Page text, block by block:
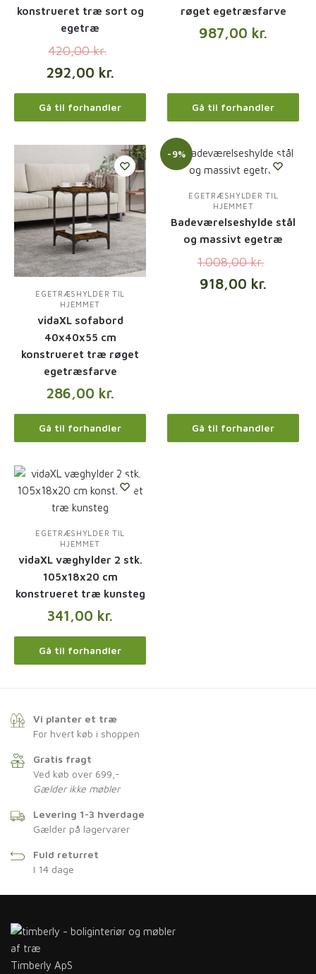
konstrueret træ sort og
egetræ
420,00kr.
292,00 kr.
Gå til forhandler
røget egetræsfarve
987,00 kr.
Gå til forhandler
EGETRÆSHYLDER TIL
HJEMMET
vidaXL sofabord
40x40x55 cm
konstrueret træ røget
egetræsfarve
286,00 kr.
Gå til forhandler
-9%
EGETRÆSHYLDER TIL
HJEMMET
Badeværelseshylde stål
og massivt egetræ
1.008,00kr.
918,00 kr.
Gå til forhandler
EGETRÆSHYLDER TIL
HJEMMET
vidaXL væghylder 2 stk.
105x18x20 cm
konstrueret træ kunsteg
341,00 kr.
Gå til forhandler
Vi planter et træ
For hvert køb i shoppen
Gratis fragt
Ved køb over 699,-
Gælder ikke møbler
Levering 1-3 hverdage
Gælder på lagervarer
Fuld returret
I 14 dage
Timberly ApS